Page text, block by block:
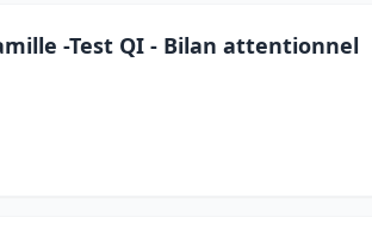
-Test QI - Bilan attentionnel